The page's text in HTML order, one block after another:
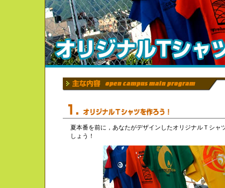
夏本番を前に，あなたがデザインしたオリジナルＴシャ
しょう！